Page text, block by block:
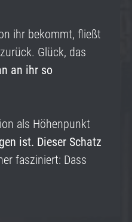
ihr bekommt, fließt
Glück, das
an ihr so
als Höhenpunkt
ist. Dieser Schatz
fasziniert: Dass